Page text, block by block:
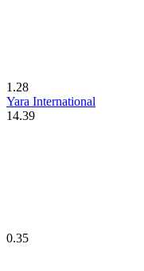
1.28
Yara International
14.39
0.35